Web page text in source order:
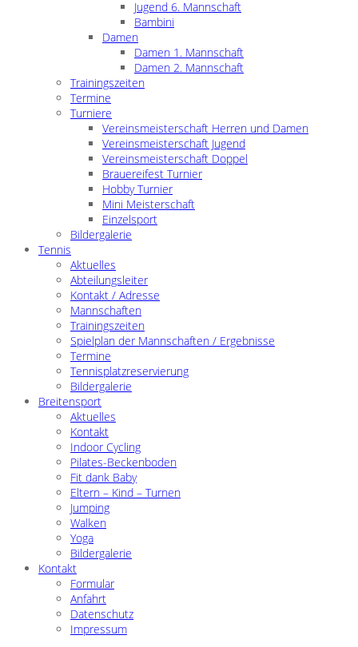
Jugend 6. Mannschaft
Bambini
Damen
Damen 1. Mannschaft
Damen 2. Mannschaft
Trainingszeiten
Termine
Turniere
Vereinsmeisterschaft Herren und Damen
Vereinsmeisterschaft Jugend
Vereinsmeisterschaft Doppel
Brauereifest Turnier
Hobby Turnier
Mini Meisterschaft
Einzelsport
Bildergalerie
Tennis
Aktuelles
Abteilungsleiter
Kontakt / Adresse
Mannschaften
Trainingszeiten
Spielplan der Mannschaften / Ergebnisse
Termine
Tennisplatzreservierung
Bildergalerie
Breitensport
Aktuelles
Kontakt
Indoor Cycling
Pilates-Beckenboden
Fit dank Baby
Eltern – Kind – Turnen
Jumping
Walken
Yoga
Bildergalerie
Kontakt
Formular
Anfahrt
Datenschutz
Impressum